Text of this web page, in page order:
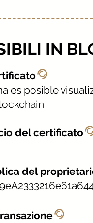
IN
@
es posible
del certificato @
del
@